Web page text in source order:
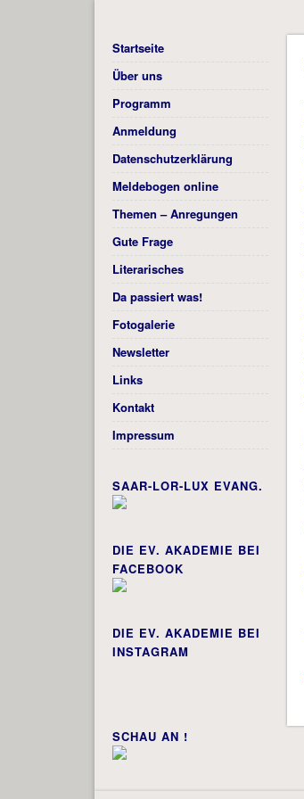
Startseite
Über uns
Programm
Anmeldung
Datenschutzerklärung
Meldebogen online
Themen – Anregungen
Gute Frage
Literarisches
Da passiert was!
Fotogalerie
Newsletter
Links
Kontakt
Impressum
SAAR-LOR-LUX EVANG.
DIE EV. AKADEMIE BEI
FACEBOOK
DIE EV. AKADEMIE BEI
INSTAGRAM
SCHAU AN !